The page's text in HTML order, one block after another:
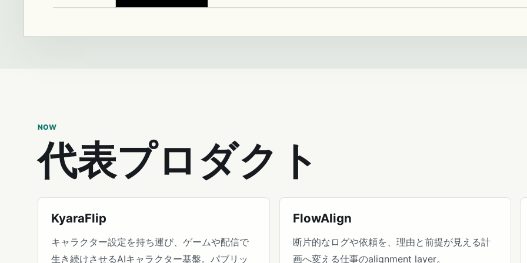
NOW
代表プロダクト
KyaraFlip
キャラクター設定を持ち運び、ゲームや配信で
生き続けさせるAIキャラクター基盤。パブリッ
FlowAlign
断片的なログや依頼を、理由と前提が見える計
画へ変える仕事のalignment layer。